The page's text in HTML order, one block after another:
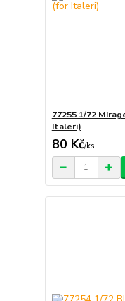
77255 1/72
Italeri)
80 Kč/ks